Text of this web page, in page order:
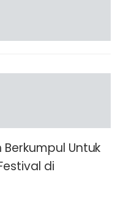
Untuk
di